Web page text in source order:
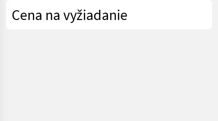
Cena na vyžiadanie